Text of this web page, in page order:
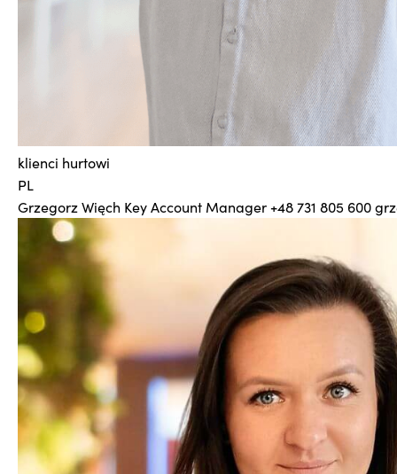
klienci hurtowi
PL
Grzegorz Więch Key Account Manager+48 731 805 600